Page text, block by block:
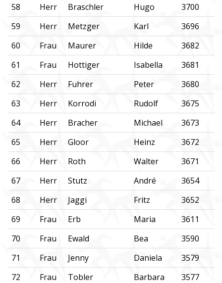
58 Herr Braschler Hugo
3700
59
Herr Metzger Karl
3696
60
Frau Maurer Hilde
3682
61
Frau Hottiger Isabella
3681
62
Herr Fuhrer Peter
3680
63
Herr Korrodi Rudolf
3675
64
Herr Bracher Michael
3673
65
Herr Gloor Heinz
3672
66
Herr Roth Walter
3671
67
Herr Stutz André
3654
68
Herr Jaggi Fritz
3652
69
Frau Erb Maria
3611
70
Frau Ewald Bea
3590
71
Frau Jenny Daniela
3579
72
Frau Tobler Barbara
3577